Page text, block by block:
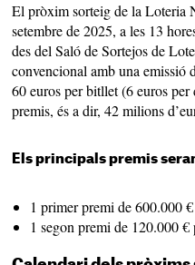
El pròxim sorteig de la Loteria
setembre de 2025, a les 13
des del Saló de Sortejos de
convencional amb una emissió
60 euros per bitllet (6 euros per
premis, és a dir, 42 milions
Els principals premis
1 primer premi de 600.000
1 segon premi de 120.000 €